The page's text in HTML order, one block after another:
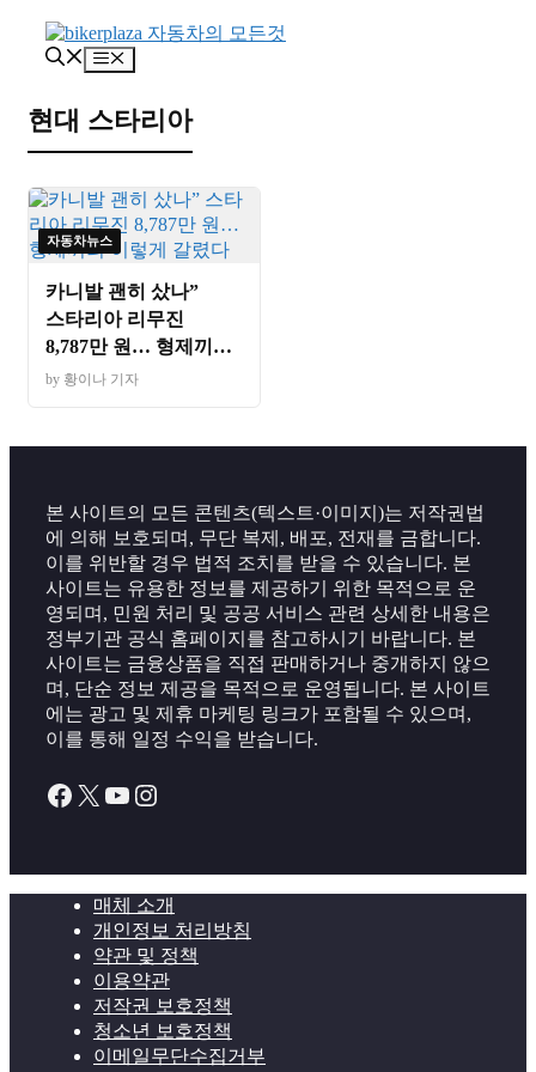
메
현대 스타리아
자동차뉴스
카니발 괜히 샀나”
스타리아 리무진
8,787만 원… 형제끼리
이렇게 갈렸다
by 황이나 기자
본 사이트의 모든 콘텐츠(텍스트·이미지)는 저작권법
에 의해 보호되며, 무단 복제, 배포, 전재를 금합니다.
이를 위반할 경우 법적 조치를 받을 수 있습니다. 본
사이트는 유용한 정보를 제공하기 위한 목적으로 운
영되며, 민원 처리 및 공공 서비스 관련 상세한 내용은
정부기관 공식 홈페이지를 참고하시기 바랍니다. 본
사이트는 금융상품을 직접 판매하거나 중개하지 않으
며, 단순 정보 제공을 목적으로 운영됩니다. 본 사이트
에는 광고 및 제휴 마케팅 링크가 포함될 수 있으며,
이를 통해 일정 수익을 받습니다.
Facebook
X YouTube
Instagram
매체 소개
개인정보 처리방침
약관 및 정책
이용약관
저작권 보호정책
청소년 보호정책
이메일무단수집거부